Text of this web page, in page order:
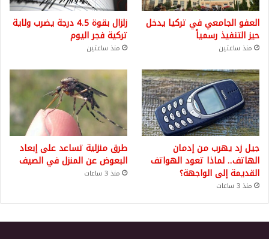
العفو الجامعي في تركيا يدخل
حيز التنفيذ رسمياً
منذ ساعتين
زلزال بقوة 4.5 درجة يضرب ولاية
تركية فجر اليوم
منذ ساعتين
جيل زد يهرب من إدمان
الهاتف.. لماذا تعود الهواتف
القديمة إلى الواجهة؟
منذ 3 ساعات
طرق منزلية تساعد على إبعاد
البعوض عن المنزل في الصيف
منذ 3 ساعات